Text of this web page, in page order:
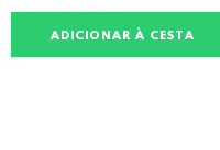
ADICIONAR À CESTA